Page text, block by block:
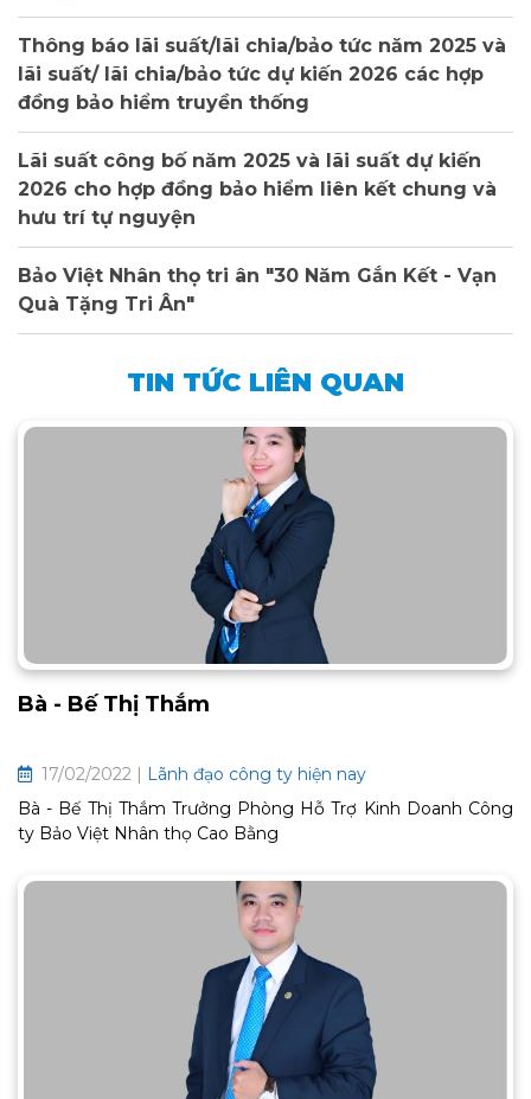
Thông báo lãi suất/lãi chia/bảo tức năm 2025 và
lãi suất/ lãi chia/bảo tức dự kiến 2026 các hợp
đồng bảo hiểm truyền thống
Lãi suất công bố năm 2025 và lãi suất dự kiến
2026 cho hợp đồng bảo hiểm liên kết chung và
hưu trí tự nguyện
Bảo Việt Nhân thọ tri ân "30 Năm Gắn Kết - Vạn
Quà Tặng Tri Ân"
TIN TỨC LIÊN QUAN
Bà - Bế Thị Thắm
17/02/2022 | Lãnh đạo công ty hiện nay
Bà - Bế Thị Thắm Trưởng Phòng Hỗ Trợ Kinh Doanh Công
ty Bảo Việt Nhân thọ Cao Bằng